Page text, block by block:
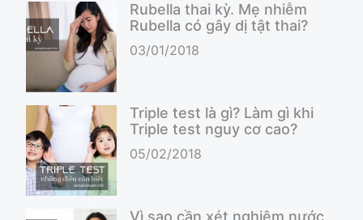
Rubella thai kỳ. Mẹ nhiễm
Rubella có gây dị tật thai?
03/01/2018
Triple test là gì? Làm gì khi
Triple test nguy cơ cao?
05/02/2018